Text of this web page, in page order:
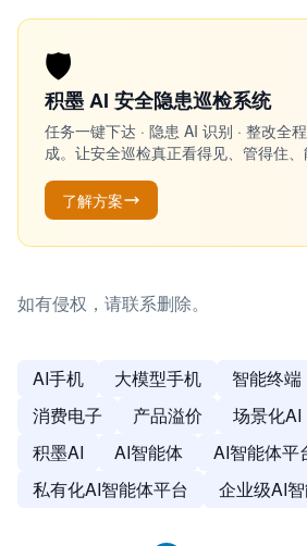
🛡️
积墨 AI 安全隐患巡检系统
任务一键下达 · 隐患 AI 识别 · 整改全
成。让安全巡检真正看得见、管得住、
了解方案
如有侵权，请联系删除。
AI手机 大模型手机 智能终端
消费电子
产品溢价 场景化AI
积墨AI
AI智能体
AI智能体平
私有化AI智能体平台
企业级AI